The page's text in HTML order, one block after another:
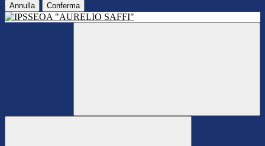
Annulla Conferma